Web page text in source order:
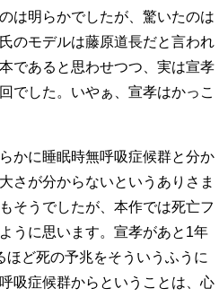
は明らかでしたが、驚いたのは
のモデルは藤原道長だと言われ
であると思わせつつ、実は宣孝
でした。いやぁ、宣孝はかっこ
かに睡眠時無呼吸症候群と分か
さが分からないというありさま
そうでしたが、本作では死亡フ
うに思います。宣孝があと1年
ど死の予兆をそういうふうに
吸症候群からということは、心